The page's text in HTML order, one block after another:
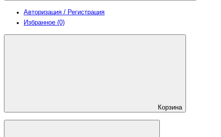
Авторизация / Регистрация
Избранное (0)
Корзина